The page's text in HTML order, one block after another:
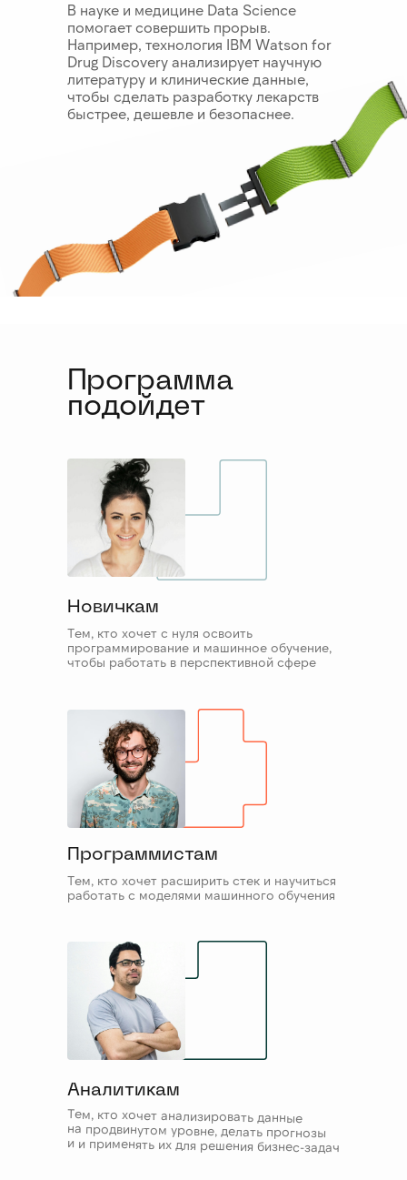
В науке и медицине Data Science
помогает совершить прорыв.
Например, технология IBM Watson for
Drug Discovery анализирует научную
литературу и клинические данные,
чтобы сделать разработку лекарств
быстрее, дешевле и безопаснее.
Новичкам
Программистам
Аналитикам
Тем, кто хочет с нуля освоить
программирование и машинное обучение,
чтобы работать в перспективной сфере
Тем, кто хочет расширить стек и научиться
работать с моделями машинного обучения
Тем, кто хочет анализировать данные
на продвинутом уровне, делать прогнозы
и и применять их для решения бизнес-задач
Программа
подойдет